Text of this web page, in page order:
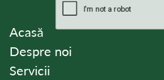
Acasă
Despre noi
Servicii